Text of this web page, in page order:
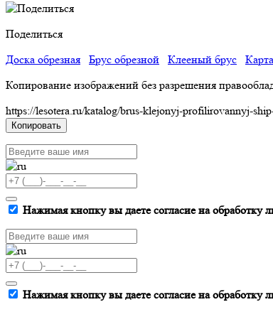
Поделиться
Доска обрезная
Брус обрезной Клееный брус
Копирование изображений без разрешения
https://lesotera.ru/katalog/brus-klejonyj-profilirovannyj-
Копировать
Нажимая кнопку вы даете согласие на обработку
Нажимая кнопку вы даете согласие на обработку